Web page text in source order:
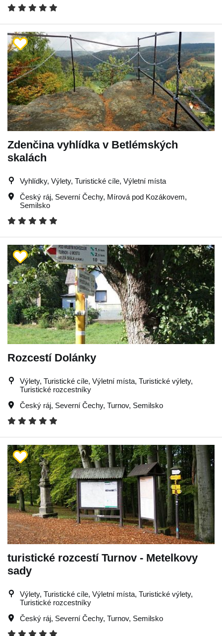
Zdenčina vyhlídka v Betlémských
skalách
Vyhlídky, Výlety, Turistické cíle, Výletní místa
Český ráj, Severní Čechy, Mírová pod Kozákovem,
Semilsko
Rozcestí Dolánky
Výlety, Turistické cíle, Výletní místa, Turistické výlety,
Turistické rozcestníky
Český ráj, Severní Čechy, Turnov, Semilsko
turistické rozcestí Turnov - Metelkovy
sady
Výlety, Turistické cíle, Výletní místa, Turistické výlety,
Turistické rozcestníky
Český ráj, Severní Čechy, Turnov, Semilsko